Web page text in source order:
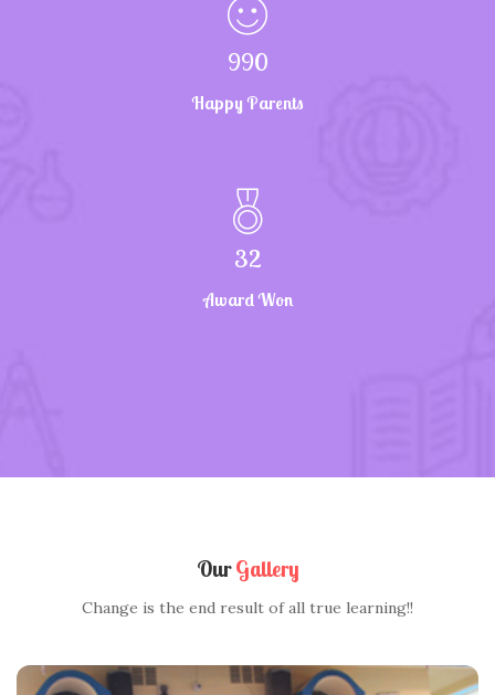
990
Happy Parents
32
Award Won
OurGallery
Change is the end result of all true learning!!